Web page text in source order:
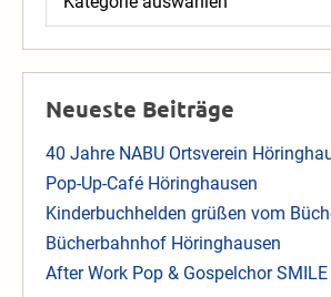
Neueste Beiträge
40 Jahre NABU Ortsverein
Pop-Up-Café Höringhausen
Kinderbuchhelden grüßen vom
Bücherbahnhof Höringhausen
After Work Pop & Gospelchor